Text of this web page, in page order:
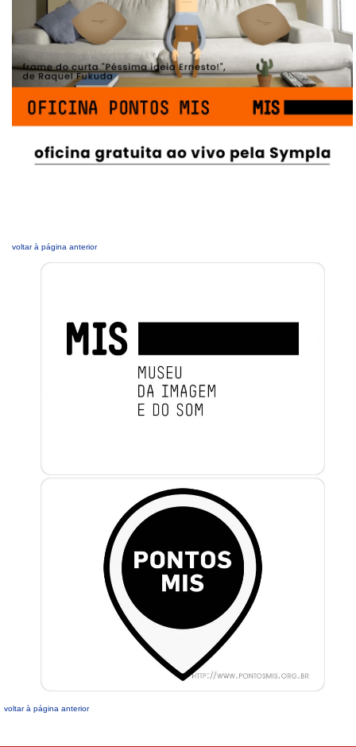
voltar à página anterior
voltar à página anterior